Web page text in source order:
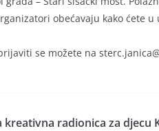
obećavaju kako ćete
se možete na
kreativna radionica za djecu